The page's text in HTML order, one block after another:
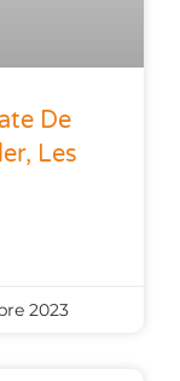
De
Les
2023